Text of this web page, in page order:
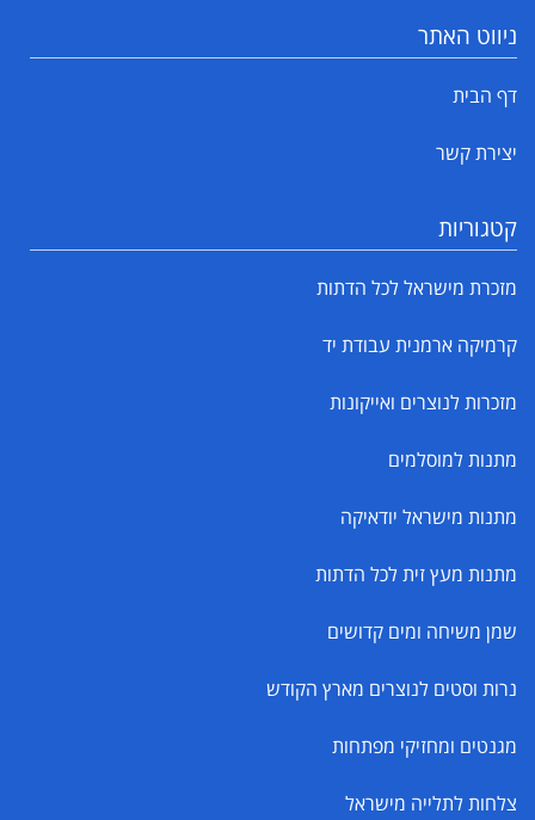
ניווט האתר
דף הבית
יצירת קשר
קטגוריות
מזכרת מישראל לכל הדתות
קרמיקה ארמנית עבודת יד
מזכרות לנוצרים ואייקונות
מתנות למוסלמים
מתנות מישראל יודאיקה
מתנות מעץ זית לכל הדתות
שמן משיחה ומים קדושים
נרות וסטים לנוצרים מארץ הקודש
מגנטים ומחזיקי מפתחות
צלחות לתלייה מישראל